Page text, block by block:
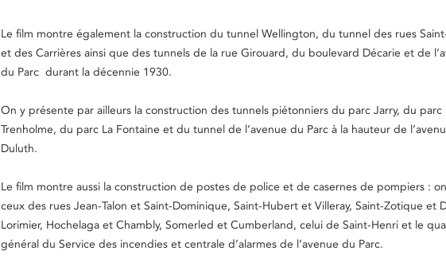
Le film montre également la construction du tunnel Wellington, du tunnel des rues
et des Carrières ainsi que des tunnels de la rue Girouard, du boulevard Décarie et de
du Parc durant la décennie 1930.
On y présente par ailleurs la construction des tunnels piétonniers du parc Jarry, du parc
Trenholme, du parc La Fontaine et du tunnel de l’avenue du Parc à la hauteur de
Duluth.
Le film montre aussi la construction de postes de police et de casernes de pompiers :
ceux des rues Jean-Talon et Saint-Dominique, Saint-Hubert et Villeray, Saint-Zotique et
Lorimier, Hochelaga et Chambly, Somerled et Cumberland, celui de Saint-Henri et le
général du Service des incendies et centrale d’alarmes de l’avenue du Parc.